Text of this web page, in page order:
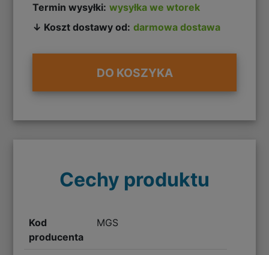
Termin wysyłki: wysyłka we wtorek
↓ Koszt dostawy od: darmowa dostawa
DO KOSZYKA
Cechy produktu
Kod
producenta
MGS